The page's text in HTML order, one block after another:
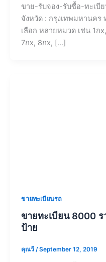
ขาย-รับจอง-รับซื้อ-ทะเบี
จังหวัด : กรุงเทพมหานคร
เลือก หลายหมวด เช่น 1ก
7กx, 8กx, […]
ขายทะเบียนรถ
ขายทะเบียน 8000 ร
ป้าย
คุณวี /September 12, 2019